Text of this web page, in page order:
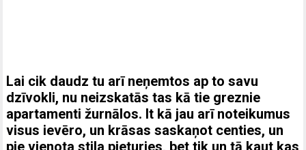
Lai cik daudz tu arī neņemtos ap to savu
dzīvokli, nu neizskatās tas kā tie greznie
apartamenti žurnālos. It kā jau arī noteikumus
visus ievēro, un krāsas saskaņot centies, un
pie vienota stila pieturies, bet tik un tā kaut kas